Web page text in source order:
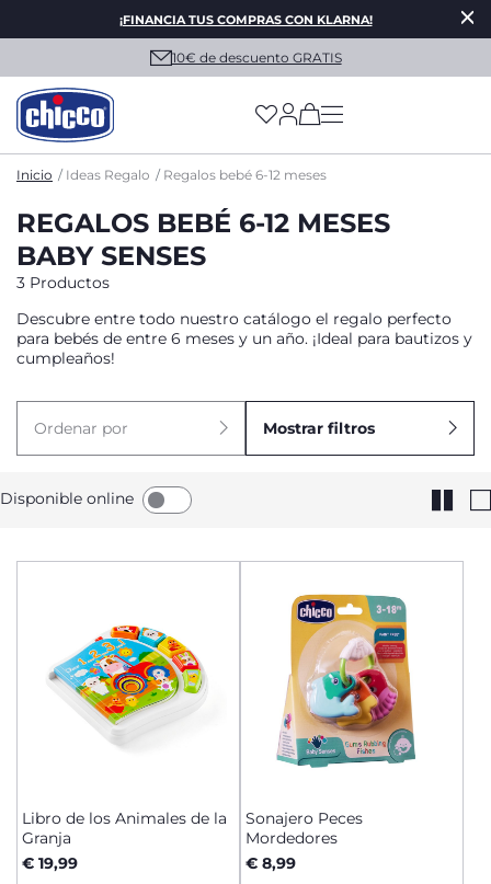
¡FINANCIA TUS COMPRAS CON KLARNA!
10€ de descuento GRATIS
(has more options
Inicio Ideas Regalo Regalos bebé 6-12 meses
REGALOS BEBÉ 6-12 MESES
BABY SENSES
3 Productos
Descubre entre todo nuestro catálogo el regalo perfecto
para bebés de entre 6 meses y un año. ¡Ideal para bautizos y
cumpleaños!
Ordenar por Mostrar filtros
Disponible online
Libro de los Animales de la
Granja
€ 19,99
Sonajero Peces
Mordedores
€ 8,99